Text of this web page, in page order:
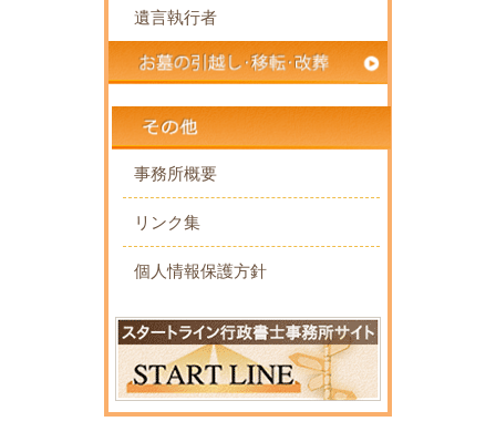
遺言執行者
事務所概要
リンク集
個人情報保護方針